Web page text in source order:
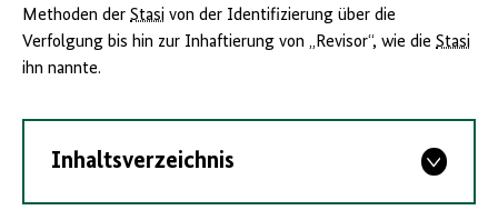
Methoden der Stasi von der Identifizierung über die
Verfolgung bis hin zur Inhaftierung von „Revisor“, wie die Stasi
ihn nannte.
Inhaltsverzeichnis